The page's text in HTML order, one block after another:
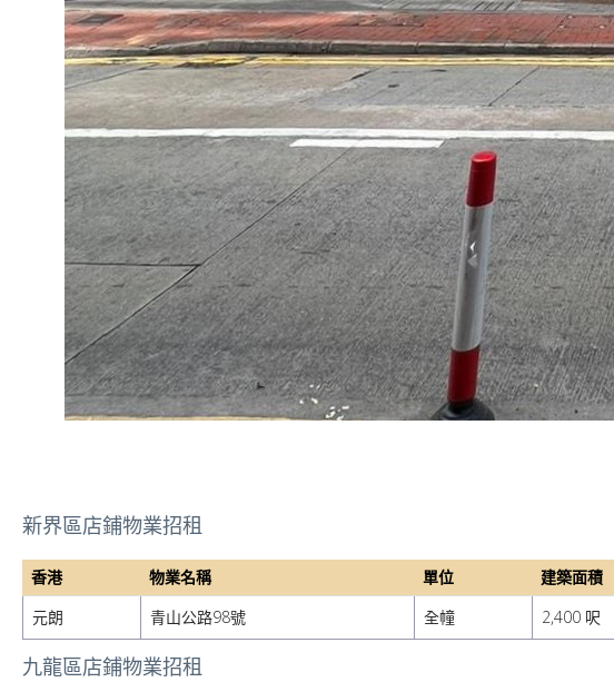
新界區店鋪物業招租
香港 物業名稱 單位 建築面積
元朗
青山公路98號 全幢 2,400 呎
九龍區店鋪物業招租